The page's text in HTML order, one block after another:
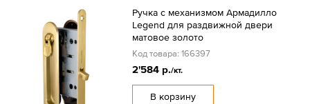
Ручка с механизмом Армадилло
Legend для раздвижной двери
матовое золото
Код товара: 166397
2'584 р./кт.
В корзину